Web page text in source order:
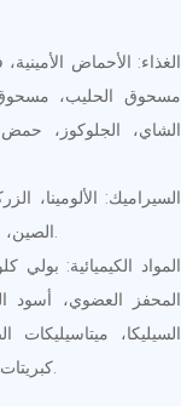
الغذاء: الأحماض
مسحوق الحليب،
الشاي، الجلوكوز، حمض
السيراميك: الألومينا،
المواد الكيميائية: بولي
المحفز العضوي، أسود
السيليكا، ميتاسيليكات